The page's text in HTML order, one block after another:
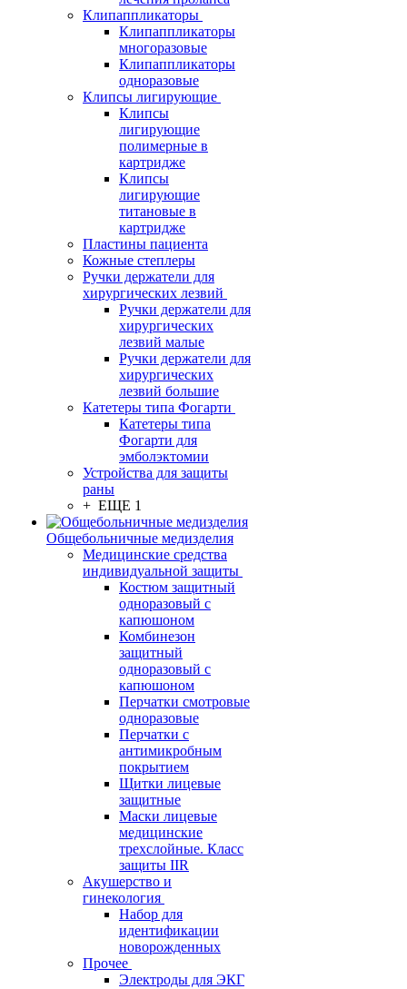
Клипаппликаторы
Клипаппликаторы
многоразовые
Клипаппликаторы
одноразовые
Клипсы лигирующие
Клипсы
лигирующие
полимерные в
картридже
Клипсы
лигирующие
титановые в
картридже
Пластины пациента
Кожные степлеры
Ручки держатели для
хирургических лезвий
Ручки держатели для
хирургических
лезвий малые
Ручки держатели для
хирургических
лезвий большие
Катетеры типа Фогарти
Катетеры типа
Фогарти для
эмболэктомии
Устройства для защиты
раны
+ ЕЩЕ 1
Общебольничные медизделия
Медицинские средства
индивидуальной защиты
Костюм защитный
одноразовый с
капюшоном
Комбинезон
защитный
одноразовый с
капюшоном
Перчатки смотровые
одноразовые
Перчатки с
антимикробным
покрытием
Щитки лицевые
защитные
Маски лицевые
медицинские
трехслойные. Класс
защиты IIR
Акушерство и
гинекология
Набор для
идентификации
новорожденных
Прочее
Электроды для ЭКГ